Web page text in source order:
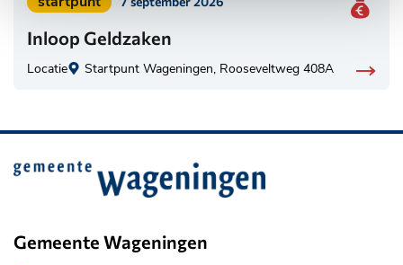
Inloop Geldzaken
Locatie Startpunt Wageningen, Rooseveltweg 408A
categorie:
Belangrijke
informatie
Gemeente Wageningen